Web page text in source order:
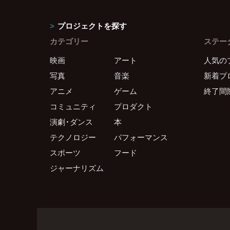
プロジェクトを探す
カテゴリー
映画
アート
写真
音楽
アニメ
ゲーム
コミュニティ
プロダクト
演劇・ダンス
本
テクノロジー
パフォーマンス
スポーツ
フード
ジャーナリズム
ステー
人気の
新着プ
終了間